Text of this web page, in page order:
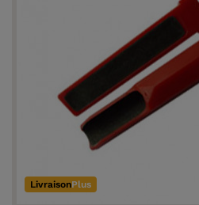
LivraisonPlus